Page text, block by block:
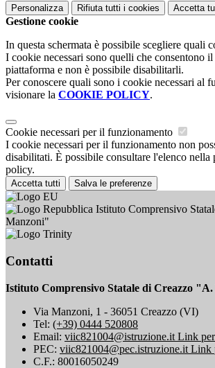
Personalizza Rifiuta tutti i cookies Accetta
Gestione cookie
In questa schermata è possibile scegliere quali
I cookie necessari sono quelli che consentono
piattaforma e non è possibile disabilitarli.
Per conoscere quali sono i cookie necessari al
visionare la COOKIE POLICY.
Cookie necessari per il funzionamento
I cookie necessari per il funzionamento non
disabilitati. È possibile consultare l'elenco nella
policy.
Accetta tutti Salva le preferenze
Istituto Comprensivo
Manzoni"
Contatti
Istituto Comprensivo Statale di Creazzo
Via Manzoni, 1 - 36051 Creazzo (VI)
Tel: (+39) 0444 520808
Email: viic821004@istruzione.it Link
PEC: viic821004@pec.istruzione.it Link
C.F.: 80016050249